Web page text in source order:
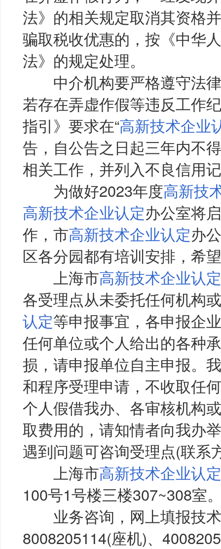
法》的相关规定取消其资格
骗取税收优惠的，按《中华
法》的规定处理。
中介机构要严格遵守法律
若存在弄虚作假等违反工作
指引》要求在“高新技术企业
告，自公告之日起三年内不
相关工作，并列入不良信用
为做好2023年度高新技
高新技术企业认定办公室将
作，市高新技术企业认定办
区各分园都有培训安排，希
上海市高新技术企业认定
各受理点从未委托任何机构
认定等申报事宜，各申报企
任何单位或个人给出的各种
损，请申报单位自主申报。
和程序受理申请，不收取任
个人假借我办、各审核机构
取费用的，请知情者向我办
遇到问题可咨询受理点(联系
上海市高新技术企业认定
100号1号楼三楼307~308室
业务咨询，网上填报技
8008205114(座机)、